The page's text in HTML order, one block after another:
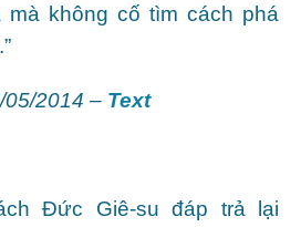
mà không cố tìm cách phá
2014 – Text
Đức Giê-su đáp trả lại